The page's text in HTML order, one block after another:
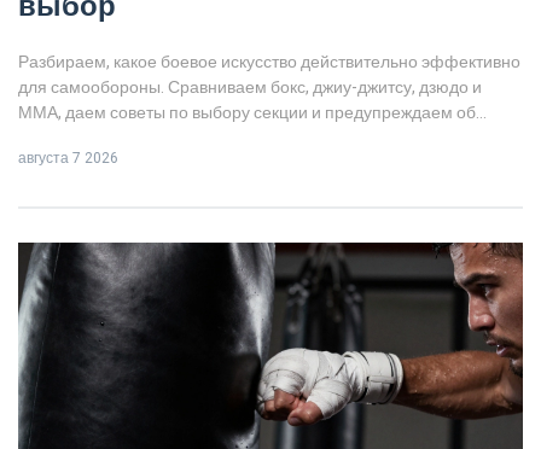
Разбираем, какое боевое искусство действительно эффективно
для самообороны. Сравниваем бокс, джиу-джитсу, дзюдо и
ММА, даем советы по выбору секции и предупреждаем об
августа 7 2026